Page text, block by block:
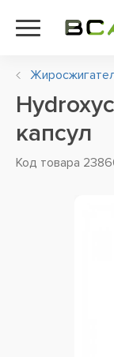
капсул
Код товара